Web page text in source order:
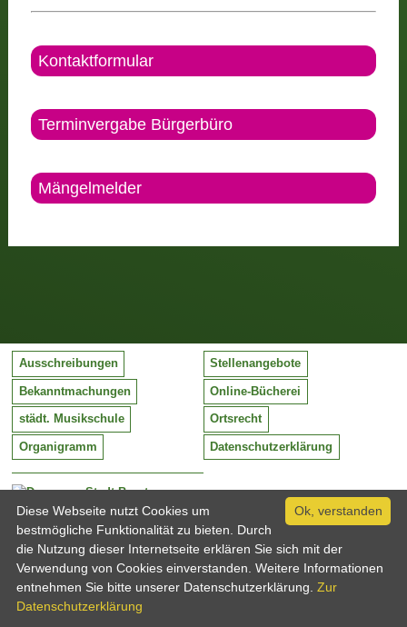
Kontaktformular
Terminvergabe Bürgerbüro
Mängelmelder
Stadt Barntrup
Mittelstraße 38
32683 Barntrup
Tel:
Email:
05263 / 409-0
info@barntrup.de
Ausschreibungen Stellenangebote
Bekanntmachungen Online-Bücherei
städt. Musikschule Ortsrecht
Organigramm Datenschutzerklärung
Ok, verstanden
Diese Webseite nutzt Cookies um
bestmögliche Funktionalität zu bieten. Durch
die Nutzung dieser Internetseite erklären Sie sich mit der
Verwendung von Cookies einverstanden. Weitere Informationen
entnehmen Sie bitte unserer Datenschutzerklärung. Zur
Datenschutzerklärung